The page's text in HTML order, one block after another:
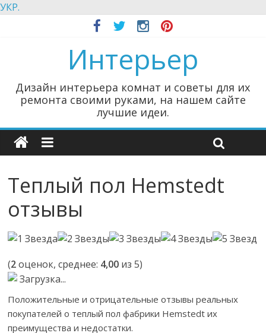
УКР.
Интерьер
Дизайн интерьера комнат и советы для их
ремонта своими руками, на нашем сайте
лучшие идеи.
Теплый пол Hemstedt
отзывы
(2оценок, среднее: 4,00 из 5)
Загрузка...
Положительные и отрицательные отзывы реальных
покупателей о теплый пол фабрики Hemstedt их
преимущества и недостатки.